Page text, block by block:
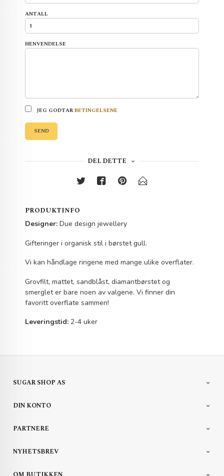
ANTALL
HENVENDELSE
JEG GODTARBETINGELSENE
SEND
DEL DETTE
PRODUKTINFO
Designer: Due design jewellery
Gifteringer i organisk stil i børstet gull.
Vi kan håndlage ringene med mange ulike overflater.
Grovfilt, mattet, sandblåst, diamantbørstet og
smerglet er bare noen av valgene. Vi finner din
favoritt overflate sammen!
Leveringstid: 2-4 uker
SUGAR SHOP AS
DIN KONTO
PARTNERE
NYHETSBREV